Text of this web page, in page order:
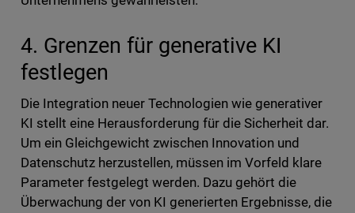
4. Grenzen für generative KI
festlegen
Die Integration neuer Technologien wie generativer
KI stellt eine Herausforderung für die Sicherheit dar.
Um ein Gleichgewicht zwischen Innovation und
Datenschutz herzustellen, müssen im Vorfeld klare
Parameter festgelegt werden. Dazu gehört die
Überwachung der von KI generierten Ergebnisse, die